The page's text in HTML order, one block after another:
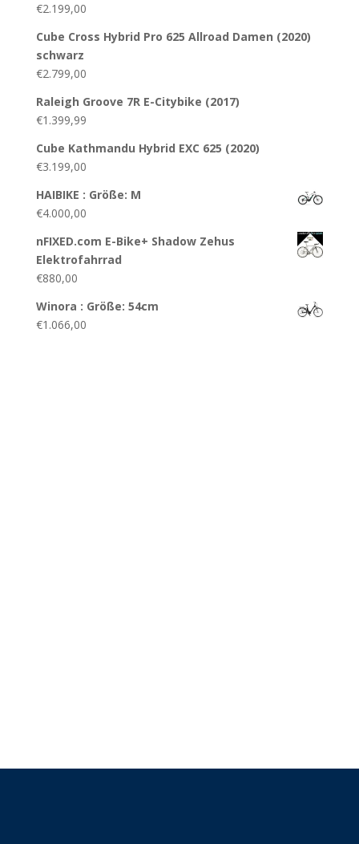
€2.199,00
Cube Cross Hybrid Pro 625 Allroad Damen (2020)
schwarz
€2.799,00
Raleigh Groove 7R E-Citybike (2017)
€1.399,99
Cube Kathmandu Hybrid EXC 625 (2020)
€3.199,00
HAIBIKE : Größe: M
€4.000,00
nFIXED.com E-Bike+ Shadow Zehus
Elektrofahrrad
€880,00
Winora : Größe: 54cm
€1.066,00